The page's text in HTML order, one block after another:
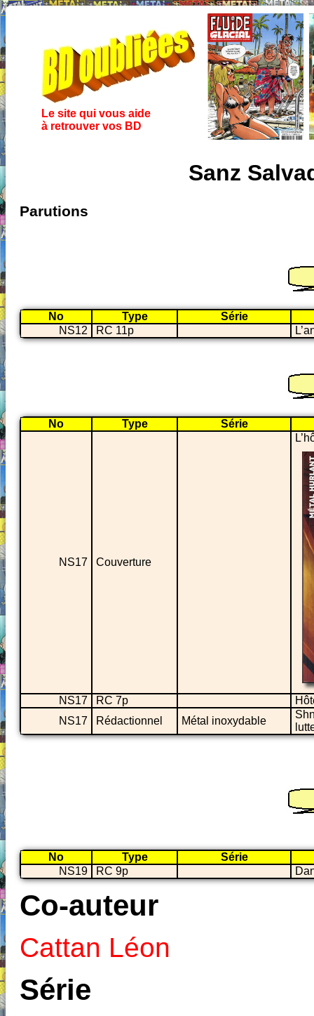
Le site qui vous aide
à retrouver vos BD
Sanz
Parutions
No Type
Série
NS12
RC 11p
No Type Série
NS17 Couverture
NS17 RC 7p
NS17
Rédactionnel Métal inoxydable
No Type
Série
NS19
RC 9p
Co-auteur
Cattan Léon
Série